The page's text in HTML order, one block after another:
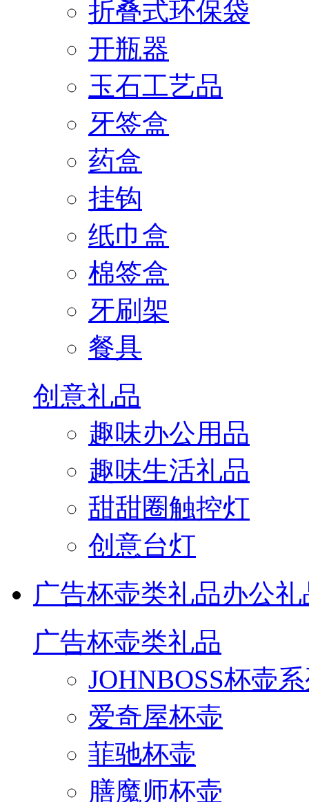
折叠式环保袋
开瓶器
玉石工艺品
牙签盒
药盒
挂钩
纸巾盒
棉签盒
牙刷架
餐具
创意礼品
趣味办公用品
趣味生活礼品
甜甜圈触控灯
创意台灯
广告杯壶类礼品办公礼
广告杯壶类礼品
JOHNBOSS杯壶
爱奇屋杯壶
菲驰杯壶
膳魔师杯壶